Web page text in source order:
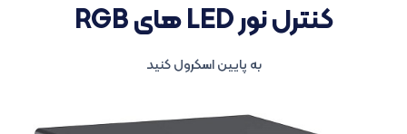
کنترل نور LED های RGB
به پایین اسکرول کنید